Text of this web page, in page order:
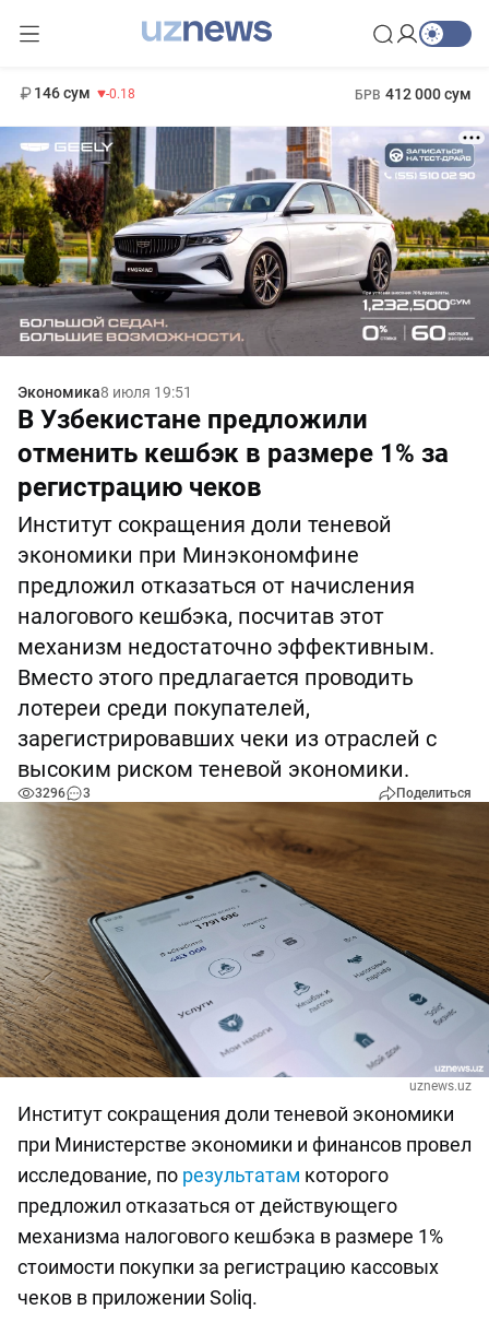
146 сум -0.18 БРВ 412 000 сум
Экономика8 июля 19:51
В Узбекистане предложили
отменить кешбэк в размере 1% за
регистрацию чеков
Институт сокращения доли теневой
экономики при Минэкономфине
предложил отказаться от начисления
налогового кешбэка, посчитав этот
механизм недостаточно эффективным.
Вместо этого предлагается проводить
лотереи среди покупателей,
зарегистрировавших чеки из отраслей с
высоким риском теневой экономики.
3296 3 Поделиться
uznews.uz
Институт сокращения доли теневой экономики
при Министерстве экономики и финансов провел
исследование, по результатам которого
предложил отказаться от действующего
механизма налогового кешбэка в размере 1%
стоимости покупки за регистрацию кассовых
чеков в приложении Soliq.